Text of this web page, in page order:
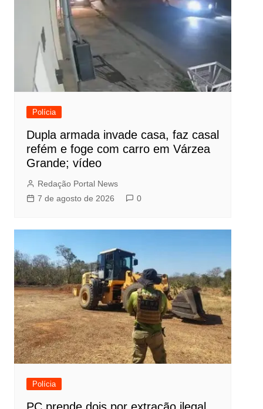
Polícia
Dupla armada invade casa, faz casal
refém e foge com carro em Várzea
Grande; vídeo
Redação Portal News
7 de agosto de 2026
0
Polícia